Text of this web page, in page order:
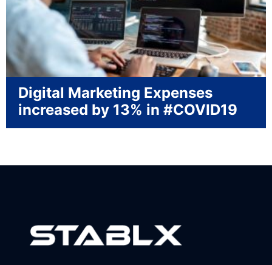
Digital Marketing Expenses
increased by 13% in #COVID19